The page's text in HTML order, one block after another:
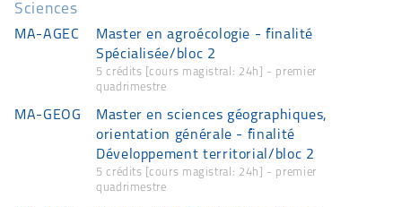
Sciences
MA-AGEC
Master en agroécologie - finalité
Spécialisée/bloc 2
5 crédits [cours magistral: 24h] - premier
quadrimestre
MA-GEOG
Master en sciences géographiques,
orientation générale - finalité
Développement territorial/bloc 2
5 crédits [cours magistral: 24h] - premier
quadrimestre